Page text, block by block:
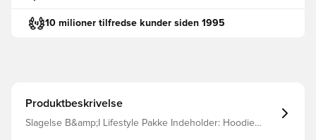
10 milioner tilfredse kunder siden 1995
Produktbeskrivelse
Slagelse B&amp;I Lifestyle Pakke Indeholder: Hoodie